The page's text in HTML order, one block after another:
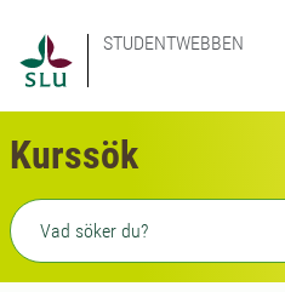
STUDENTWEBBEN
Kurssök
Fritext sökning